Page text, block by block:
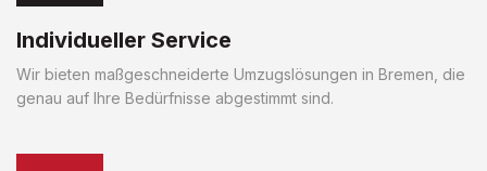
Individueller Service
Wir bieten maßgeschneiderte Umzugslösungen in Bremen, die
genau auf Ihre Bedürfnisse abgestimmt sind.